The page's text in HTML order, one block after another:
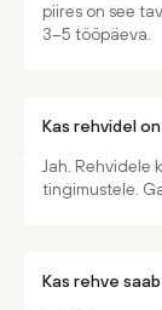
piires on see
3–5 tööpäeva.
Kas rehvidel
Jah.
tingimustele.
Kas rehve